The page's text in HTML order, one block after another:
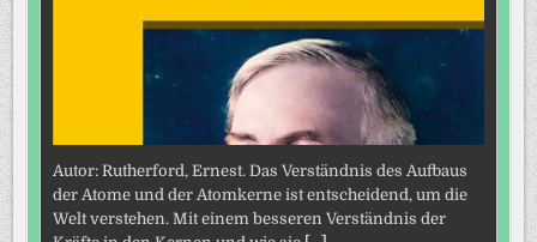
Autor: Rutherford, Ernest. Das Verständnis des Aufbaus
der Atome und der Atomkerne ist entscheidend, um die
Welt verstehen. Mit einem besseren Verständnis der